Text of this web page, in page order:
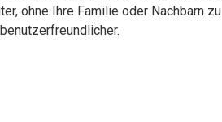
ohne Ihre Familie oder Nachbarn zu